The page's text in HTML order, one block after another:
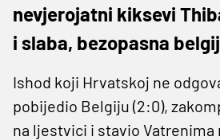
nevjerojatni kiksevi
i slaba, bezopasna
Ishod koji Hrvatskoj ne
pobijedio Belgiju (2:0),
na ljestvici i stavio Vatrenima